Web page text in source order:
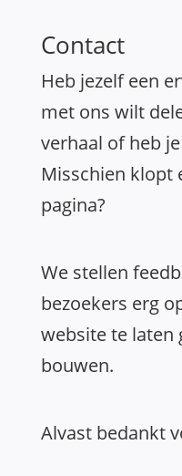
Contact
Heb jezelf een
met ons wilt
verhaal of heb
Misschien klopt
pagina?
We stellen
bezoekers erg
website te laten
bouwen.
Alvast bedankt